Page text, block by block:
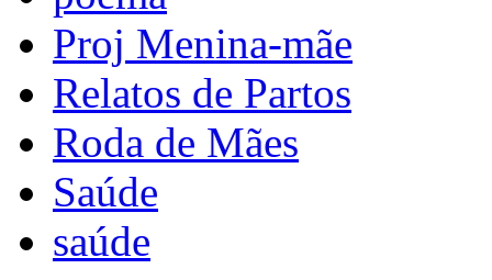
Proj Menina-mãe
Relatos de Partos
Roda de Mães
Saúde
saúde